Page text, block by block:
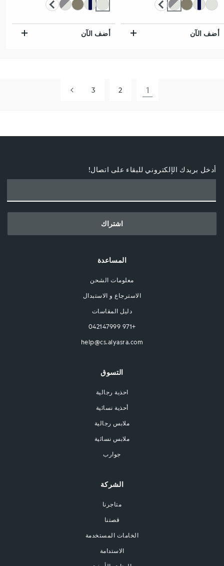
أضف الآن أضف الآن
1
2
3
أدخل بريدك الإلكتروني للبقاء على اتصال!
اشتراك
المساعدة
معلومات الشحن
الاسترجاع و الاستبدال
دليل المقاسات
+971 042147999
help@cs.alyasra.com
التسوق
احذية رجالية
أحذية نسائية
ملابس رجالية
ملابس نسائية
جوارب
الشركة
متاجرنا
قصتنا
الخامات المستخدمة
الاستدامة